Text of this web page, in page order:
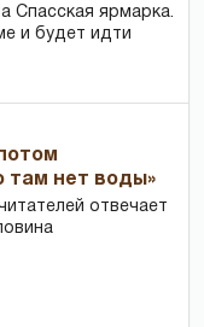
Спасская ярмарка.
и будет идти
там нет воды»
отвечает